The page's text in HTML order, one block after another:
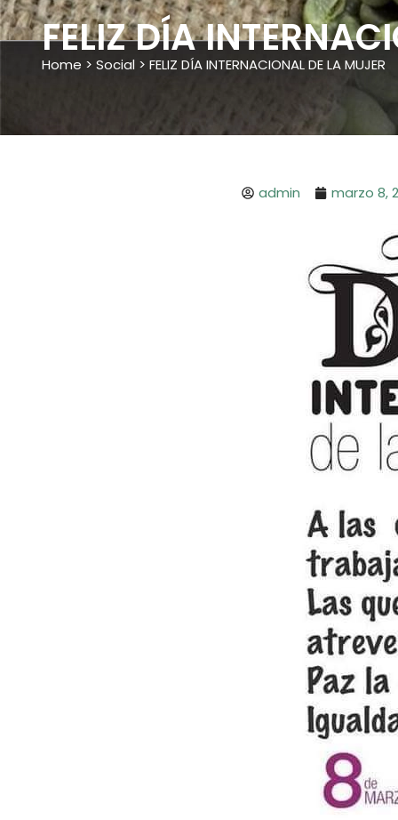
FELIZ DÍA
Home > Social > FELIZ DÍA INTERNACIONAL DE LA MUJER
admin marzo 8,